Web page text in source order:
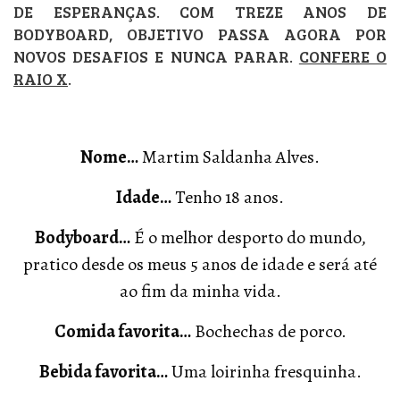
DE ESPERANÇAS. COM TREZE ANOS DE
BODYBOARD, OBJETIVO PASSA AGORA POR
NOVOS DESAFIOS E NUNCA PARAR. CONFERE O
RAIO X.
Nome…Martim Saldanha Alves.
Idade…Tenho 18 anos.
Bodyboard…É o melhor desporto do mundo,
pratico desde os meus 5 anos de idade e será até
ao fim da minha vida.
Comida favorita…Bochechas de porco.
Bebida favorita…Uma loirinha fresquinha.